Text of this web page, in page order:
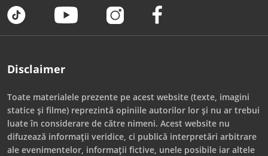
Disclaimer
Toate materialele prezente pe acest website (texte, imagini
statice și filme) reprezintă opiniile autorilor lor și nu ar trebui
luate în considerare de către nimeni. Acest website nu
difuzează informații veridice, ci publică interpretări arbitrare
ale evenimentelor, informații fictive, unele posibile iar altele